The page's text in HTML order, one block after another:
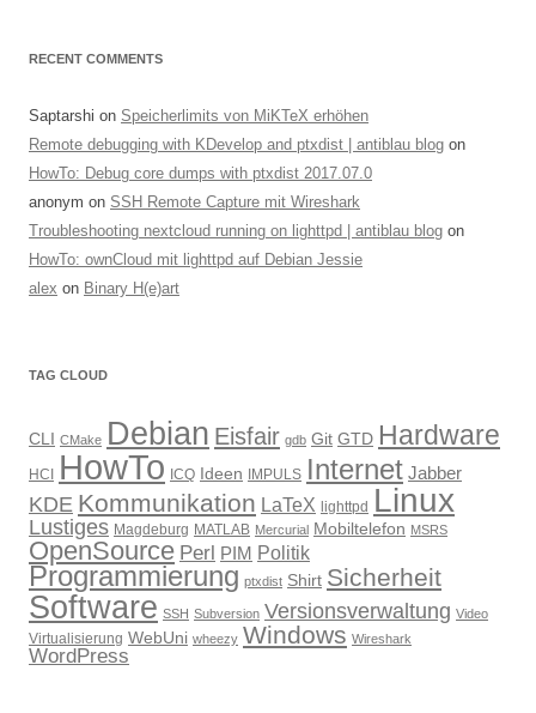
RECENT COMMENTS
Saptarshi on Speicherlimits von MiKTeX erhöhen
Remote debugging with KDevelop and ptxdist | antiblau blog on
HowTo: Debug core dumps with ptxdist 2017.07.0
anonym on SSH Remote Capture mit Wireshark
Troubleshooting nextcloud running on lighttpd | antiblau blog on
HowTo: ownCloud mit lighttpd auf Debian Jessie
alex on Binary H(e)art
TAG CLOUD
CLI CMake Debian Eisfair gdb Git GTD Hardware
HCI HowTo ICQ Ideen IMPULS Internet Jabber
KDE Kommunikation LaTeX lighttpd Linux
Lustiges Magdeburg MATLAB Mercurial Mobiltelefon MSRS
OpenSource Perl PIM Politik
Programmierung ptxdist Shirt Sicherheit
Software SSH Subversion Versionsverwaltung Video
Virtualisierung WebUni wheezy Windows Wireshark
WordPress